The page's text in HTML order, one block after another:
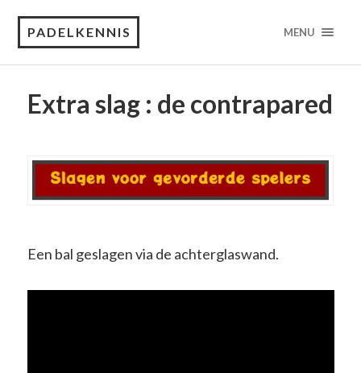
PADELKENNIS MENU
Extra slag : de contrapared
Een bal geslagen via de achterglaswand.